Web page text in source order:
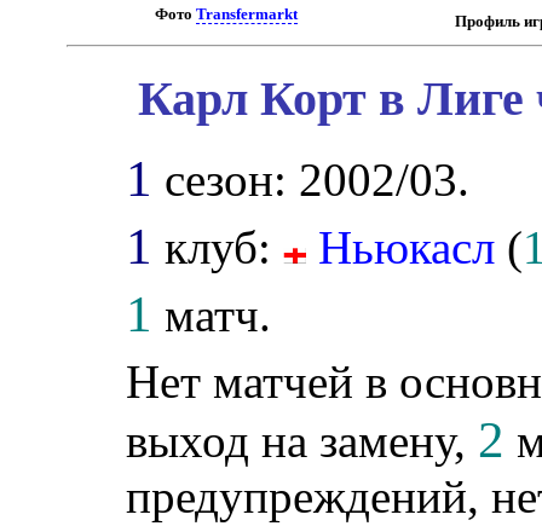
ФотоTransfermarkt Профиль
Карл Корт в Лиге
1 сезон: 2002/03.
1 клуб: Ньюкасл (
1 матч.
Нет матчей в
выход на замену, 2
предупреждений,